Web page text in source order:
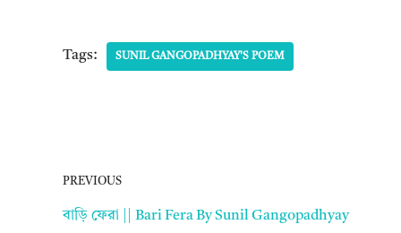
Tags: SUNIL GANGOPADHYAY'S POEM
PREVIOUS
বাড়ি ফেরা || Bari Fera By Sunil Gangopadhyay